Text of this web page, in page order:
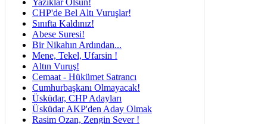
Yazıklar Olsun!
CHP'de Bel Altı Vuruşlar!
Sınıfta Kaldınız!
Abese Suresi!
Bir Nikahın Ardından...
Mene, Tekel, Ufarsin !
Altın Vuruş!
Cemaat - Hükümet Satrancı
Cumhurbaşkanı Olmayacak!
Üsküdar, CHP Adayları
Üsküdar AKP'den Aday Olmak
Rasim Ozan, Zengin Sever !